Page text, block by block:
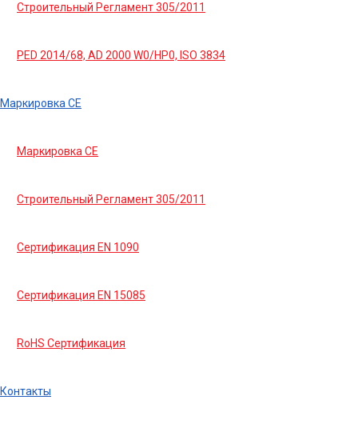
Строительный Регламент 305/2011
PED 2014/68, AD 2000 W0/HP0, ISO 3834
Маркировка СЕ
Маркировка СЕ
Строительный Регламент 305/2011
Сертификация EN 1090
Сертификация EN 15085
RoHS Сертификация
Контакты